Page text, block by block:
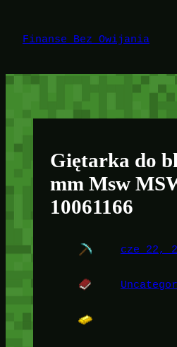
treści
Finanse Bez Owijania
Giętarka do
mm Msw
10061166
cze 22,